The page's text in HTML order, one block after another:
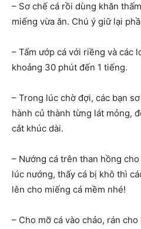
– Sơ chế cá rồi dùng khăn
miếng vừa ăn. Chú ý giữ lại
– Tẩm ướp cá với riềng và các
khoảng 30 phút đến 1 tiếng.
– Trong lúc chờ đợi, các bạn
hành củ thành từng lát mỏng,
cắt khúc dài.
– Nướng cá trên than hồng
lúc nướng, thấy cá bị khô thì
lên cho miếng cá mềm nhé!
– Cho mỡ cá vào chảo, rán